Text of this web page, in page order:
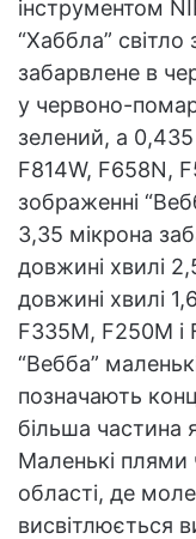
інструментом
“Хаббла”
забарвлене в
у червоно-
зелений, а 0,435
F814W, F658N,
зображенні
3,35 мікрона
довжині хвилі
довжині хвилі
F335M, F250M і
“Вебба”
позначають
більша частина
Маленькі плями
області, де
висвітлюється